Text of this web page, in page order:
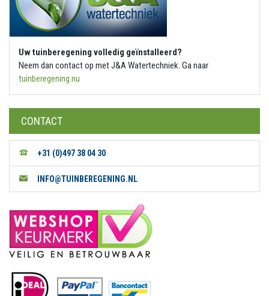
Uw tuinberegening volledig geïnstalleerd?
Neem dan contact op met J&A Watertechniek. Ga naar
tuinberegening.nu
CONTACT
+31 (0)497 38 04 30
INFO@TUINBEREGENING.NL